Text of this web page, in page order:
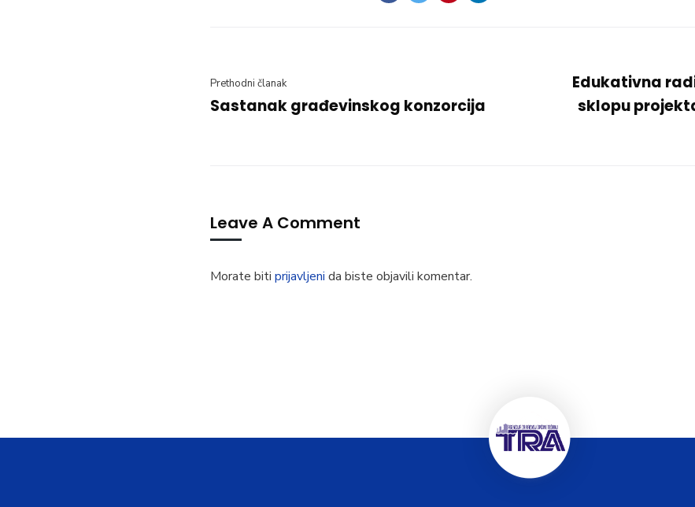
Prethodni članak
Sastanak građevinskog konzorcija
Edukativna
sklopu
Leave A Comment
Morate biti prijavljeni da biste objavili komentar.